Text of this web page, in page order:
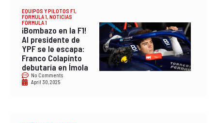
EQUIPOS Y PILOTOS F1,
FORMULA 1, NOTICIAS
FÓRMULA 1
¡Bombazo en la F1!
Al presidente de
YPF se le escapa:
Franco Colapinto
debutaría en Ímola
No Comments
April 30, 2025